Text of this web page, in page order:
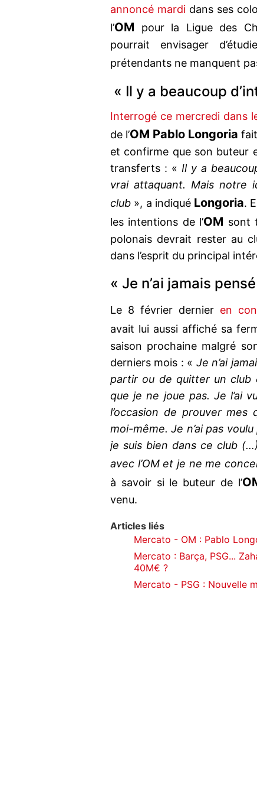
annoncé mardidans ses
l’OM pour la Ligue des
pourrait envisager
prétendants ne manquent
« Il y a beaucoup
Interrogé ce mercredi dans
de l’OM Pablo Longoria
et confirme que son buteur
transferts : « Il y a
vrai attaquant. Mais notre
club », a indiqué Longoria.
les intentions de l’OM sont
polonais devrait rester au
dans l’esprit du principal
« Je n’ai jamais
Le 8 février dernier en
avait lui aussi affiché sa
saison prochaine malgré
derniers mois : « Je n’ai
partir ou de quitter un club
que je ne joue pas. Je l’ai
l’occasion de prouver mes
moi-même. Je n’ai pas
je suis bien dans ce club
avec l’OM et je ne me
à savoir si le buteur de l’
venu.
Articles liés
Mercato - OM : Pablo
Mercato : Barça, PSG...
40M€ ?
Mercato - PSG : Nouvelle